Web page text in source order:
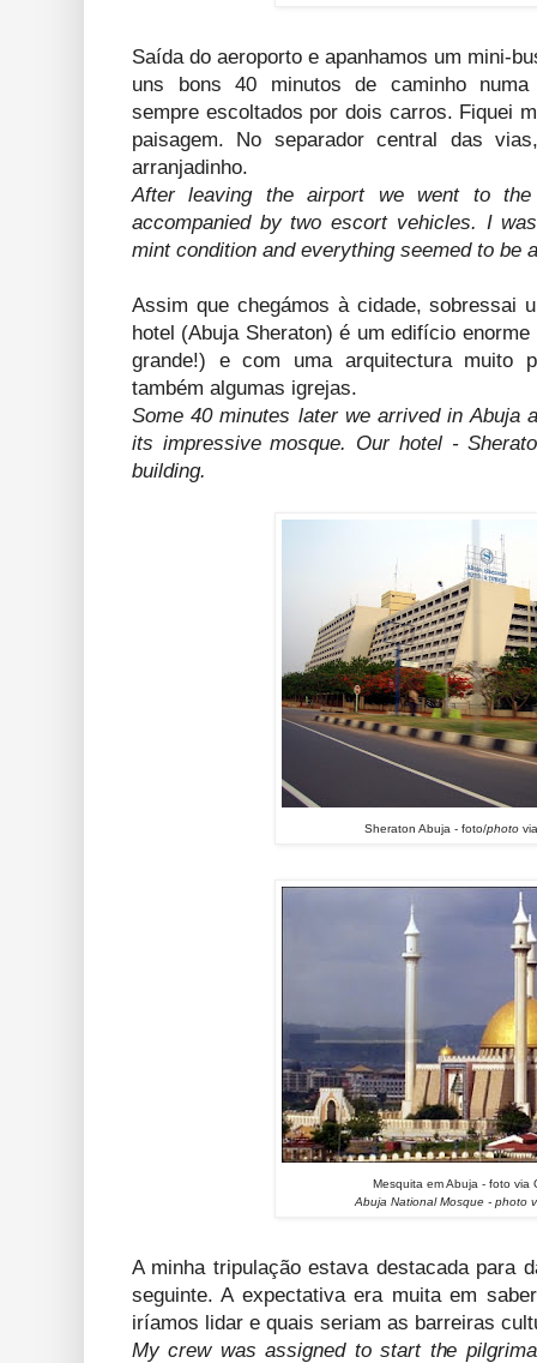
Saída do aeroporto e apanhamos um mini-
uns bons 40 minutos de caminho numa
sempre escoltados por dois carros. Fiquei
paisagem. No separador central das
arranjadinho.
After leaving the airport we went to
accompanied by two escort vehicles. I
mint condition and everything seemed to be
Assim que chegámos à cidade, sobressai
hotel (Abuja Sheraton) é um edifício
grande!) e com uma arquitectura muito
também algumas igrejas.
Some 40 minutes later we arrived in Abuja
its impressive mosque. Our hotel -
building.
Sheraton Abuja - foto/photo
Mesquita em Abuja - foto via
Abuja National Mosque - photo
A minha tripulação estava destacada para
seguinte. A expectativa era muita em
iríamos lidar e quais seriam as barreiras
My crew was assigned to start the